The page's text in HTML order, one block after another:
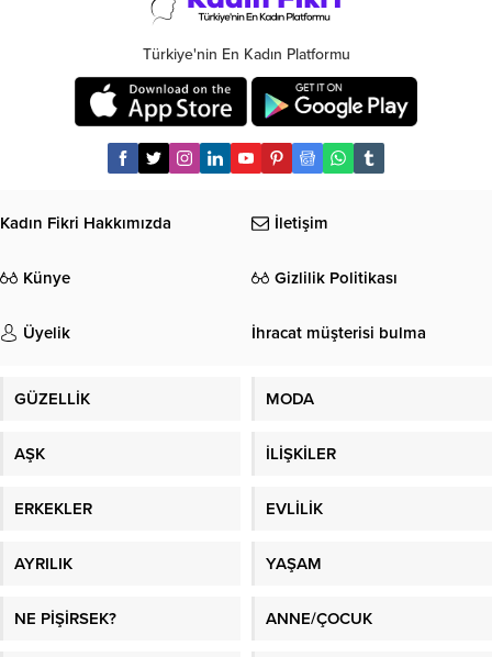
Türkiye'nin En Kadın Platformu
Kadın Fikri Hakkımızda İletişim
Künye Gizlilik Politikası
Üyelik İhracat müşterisi bulma
GÜZELLİK MODA
AŞK İLİŞKİLER
ERKEKLER EVLİLİK
AYRILIK YAŞAM
NE PİŞİRSEK? ANNE/ÇOCUK